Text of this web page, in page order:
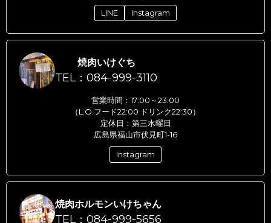
LINE Instagram
焼肉いけぐち
TEL：084-999-3110
営業時間：17:00～23:00
（L.O.フード22:00 ドリンク22:30）
定休日：第三水曜日
広島県福山市伏見町1-16
Instagram
焼肉ホルモンいけちゃん
TEL：084-999-5656